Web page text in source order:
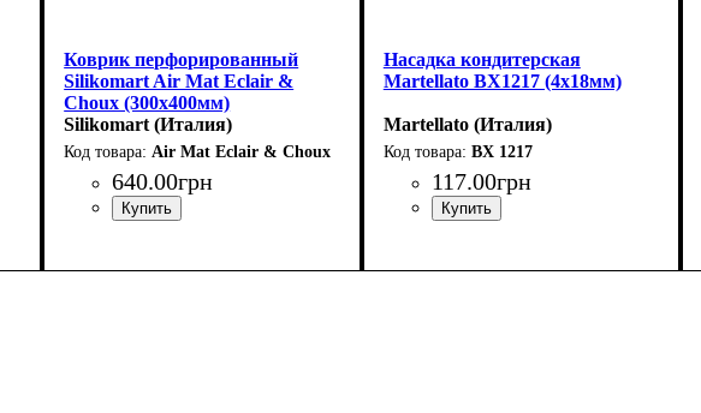
Коврик перфорированный
Silikomart Air Mat Eclair &
Choux (300x400мм)
Silikomart (Италия)
Air Mat Eclair & Choux
640.00грн
Насадка кондитерская
Martellato BX1217 (4х18мм)
Martellato (Италия)
BX 1217
117.00грн